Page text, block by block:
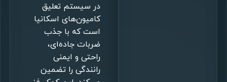
در سیستم تعلیق
کامیون‌های اسکانیا
است که با جذب
ضربات جاده‌ای،
راحتی و ایمنی
رانندگی را تضمین